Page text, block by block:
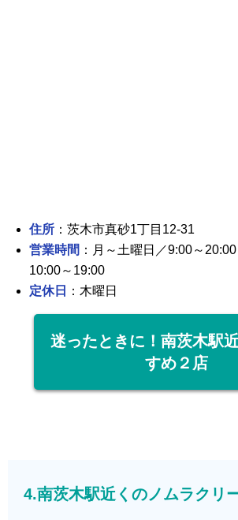
住所 ：茨木市真砂1丁目12-31
営業時間 ：月～土曜日／9:00～
10:00～19:00
定休日
：木曜日
迷ったときに！南茨木駅
すめ２店
4.南茨木駅近くのノムラクリ